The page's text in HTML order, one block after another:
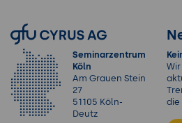
Seminarzentrum
Köln
Am Grauen Stein
27
51105 Köln-
Deutz
die